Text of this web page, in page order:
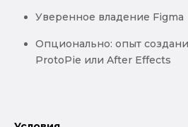
Уверенное владение Figma
Опционально: опыт
ProtoPie или After Effects